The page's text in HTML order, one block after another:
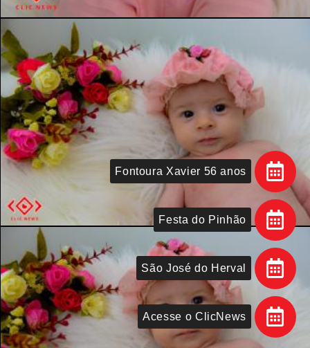
Acesse o ClicNews
São José do Herval
Festa do Pinhão
Fontoura Xavier 56 anos